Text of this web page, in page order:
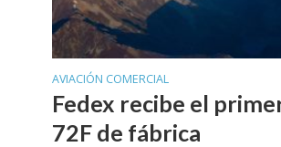
AVIACIÓN COMERCIAL
Fedex recibe el
72F de fábrica